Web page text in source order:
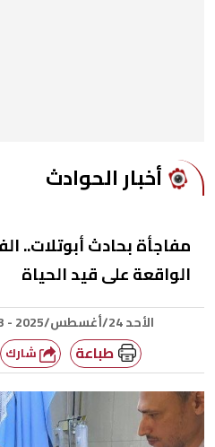
أخبار الحوادث
مفاجأة بحادث أبوتلات..
الواقعة على قيد الحياة
الأحد 24/أغسطس/2025 - 12:23 ص
طباعة